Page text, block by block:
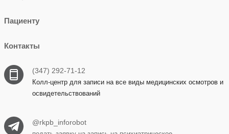
Пациенту
Контакты
(347) 292-71-12
Колл-центр для записи на все виды медицинских осмотров и
освидетельствований
@rkpb_inforobot